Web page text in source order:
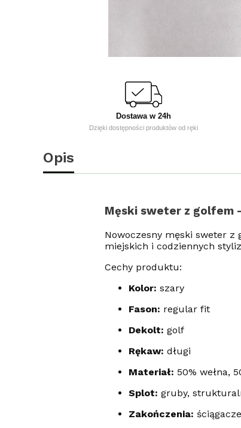
Dostawa w 24h
Dzięki dostępności produktów od ręki
Opis
Męski sweter z golfem
Nowoczesny męski sweter z
miejskich i codziennych
Cechy produktu:
Kolor: szary
Fason: regular fit
Dekolt: golf
Rękaw: długi
Materiał: 50% wełna,
Splot: gruby,
Zakończenia: